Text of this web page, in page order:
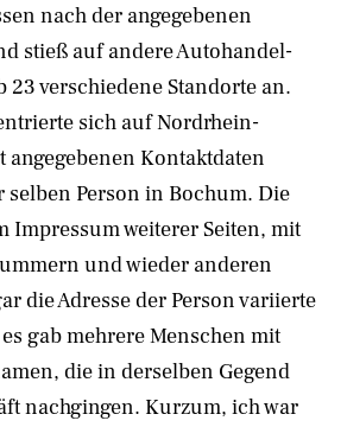
nach der angegebenen
stieß auf andere Autohandel-
23 verschiedene Standorte an.
sich auf Nordrhein-
angegebenen Kontaktdaten
Person in Bochum. Die
Impressum weiterer Seiten, mit
und wieder anderen
die Adresse der Person variierte
gab mehrere Menschen mit
die in derselben Gegend
nachgingen. Kurzum, ich war